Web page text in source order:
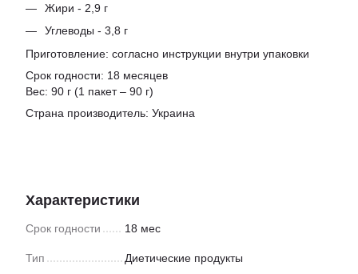
Жири - 2,9 г
Углеводы - 3,8 г
Приготовление: согласно инструкции внутри упаковки
Срок годности: 18 месяцев
Вес: 90 г (1 пакет – 90 г)
Страна производитель: Украина
Характеристики
Срок годности 18 мес
Тип Диетические продукты